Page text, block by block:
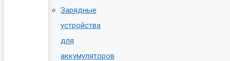
Зарядные
устройства
для
аккумуляторов